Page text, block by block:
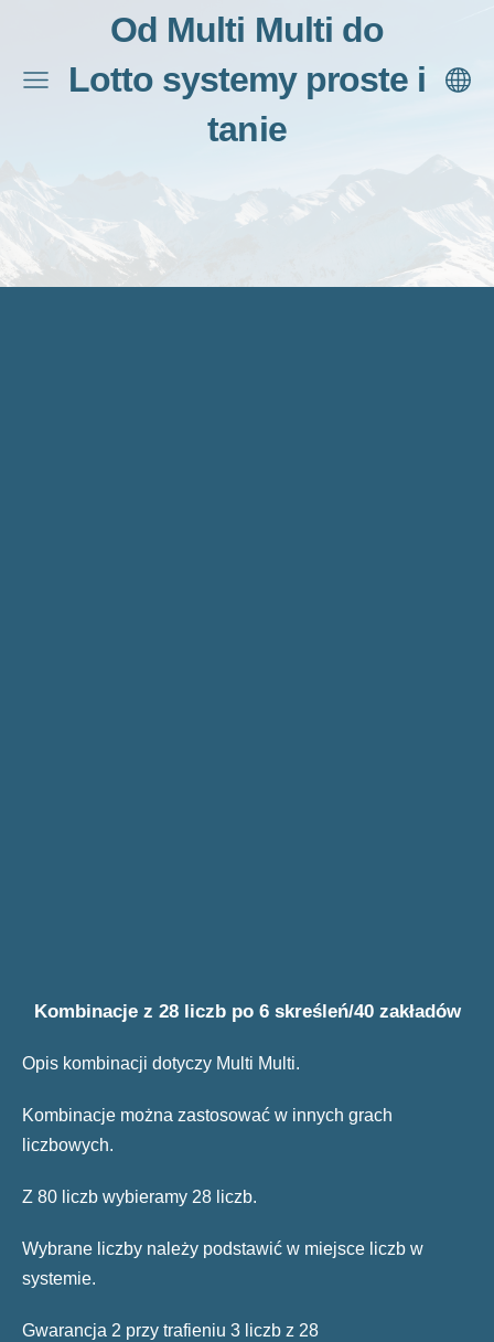
Od Multi Multi do
Lotto systemy proste i
tanie
Kombinacje z 28 liczb po 6 skreśleń/40 zakładów
Opis kombinacji dotyczy Multi Multi.
Kombinacje można zastosować w innych grach
liczbowych.
Z 80 liczb wybieramy 28 liczb.
Wybrane liczby należy podstawić w miejsce liczb w
systemie.
Gwarancja 2 przy trafieniu 3 liczb z 28